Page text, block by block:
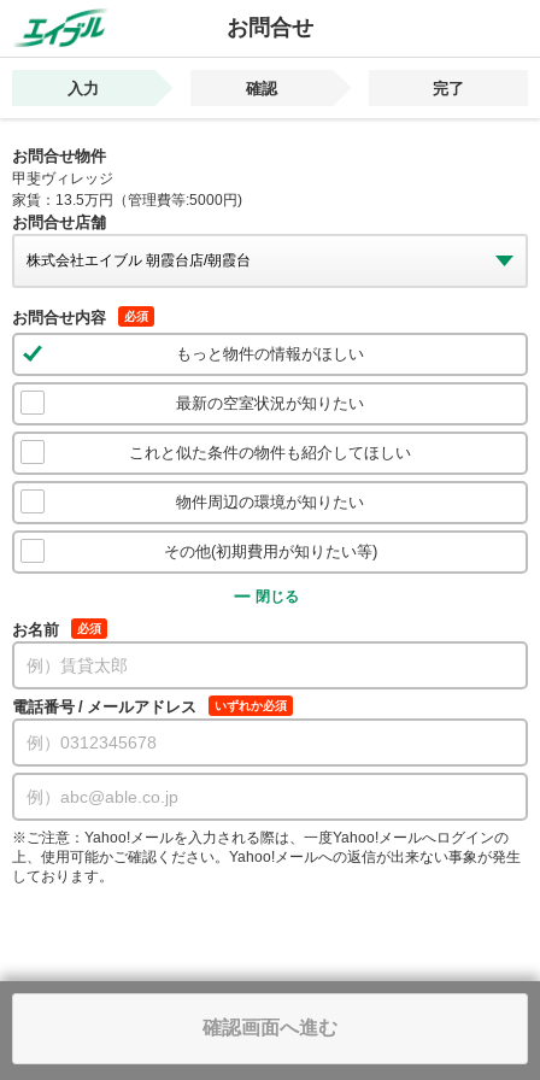
お問合せ
入力 確認 完了
お問合せ物件
甲斐ヴィレッジ
家賃：13.5万円（管理費等:5000円)
お問合せ店舗
お問合せ内容 必須
もっと物件の情報がほしい
最新の空室状況が知りたい
これと似た条件の物件も紹介してほしい
物件周辺の環境が知りたい
その他(初期費用が知りたい等)
閉じる
お名前 必須
電話番号 / メールアドレス いずれか必須
※ご注意：Yahoo!メールを入力される際は、一度Yahoo!メールへログインの
上、使用可能かご確認ください。Yahoo!メールへの返信が出来ない事象が発生
しております。
確認画面へ進む